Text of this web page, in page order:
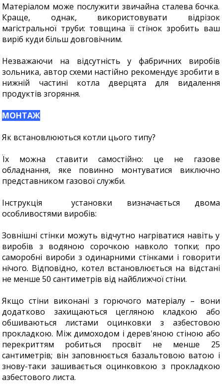
Матеріалом може послужити звичайна сталева бочка.
Краще, однак, використовувати відрізок
магістральної труби: товщина її стінок зробить ваш
виріб куди більш довговічним.
Незважаючи на відсутність у фабричних виробів
зольника, автор схеми настійно рекомендує зробити в
нижній частині котла дверцята для видалення
продуктів згоряння.
МОНТАЖ
Як встановлюються котли цього типу?
Їх можна ставити самостійно: це не газове
обладнання, яке повинно монтуватися виключно
представником газової служби.
Інструкція установки визначається двома
особливостями виробів:
Зовнішні стінки можуть відчутно нагріватися навіть у
виробів з водяною сорочкою навколо топки; про
саморобні вироби з одинарними стінками і говорити
нічого. Відповідно, котел встановлюється на відстані
не менше 50 сантиметрів від найближчої стіни.
Якщо стіни виконані з горючого матеріалу – вони
додатково захищаються цегляною кладкою або
обшиваються листами оцинковки з азбестовою
прокладкою. Між димоходом і дерев'яною стіною або
перекриттям робиться просвіт не менше 25
сантиметрів; він заповнюється базальтовою ватою і
знову-таки зашивається оцинковкою з прокладкою
азбестового листа.